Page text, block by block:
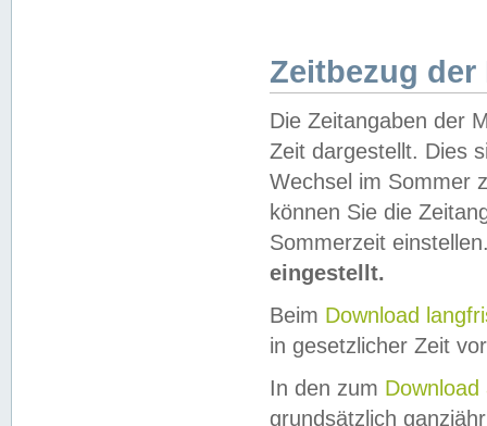
Zeitbezug der
Die Zeitangaben der
Zeit dargestellt. Dies
Wechsel im Sommer
können Sie die
Sommerzeit
eingestellt.
Beim Download
in gesetzlicher Zeit
In den zum Download
grundsätzlich